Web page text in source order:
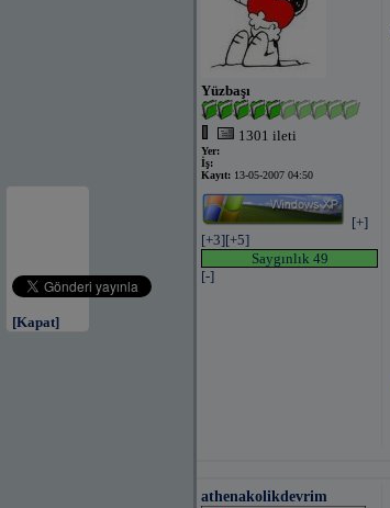
[Kapat]
Yüzbaşı
1301 ileti
Yer:
İş:
Kayıt: 13-05-2007 04:50
[+]
[+3][+5]
Saygınlık 49
[-]
athenakolikdevrim